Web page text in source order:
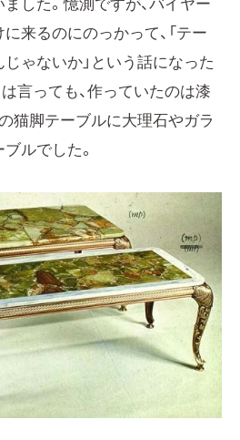
した。憶測ですが、バイヤー
来るのにのっかって、「テー
ゃないか」という話になった
言っても、作っていたのは漆
猫脚テーブルに大理石やガラ
ルでした。